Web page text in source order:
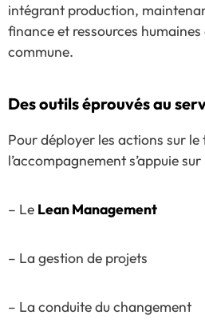
intégrant production,
finance et ressources
commune.
Des outils éprouvés au
Pour déployer les actions sur le
l’accompagnement s’appuie sur
– Le Lean Management
– La gestion de projets
– La conduite du changement